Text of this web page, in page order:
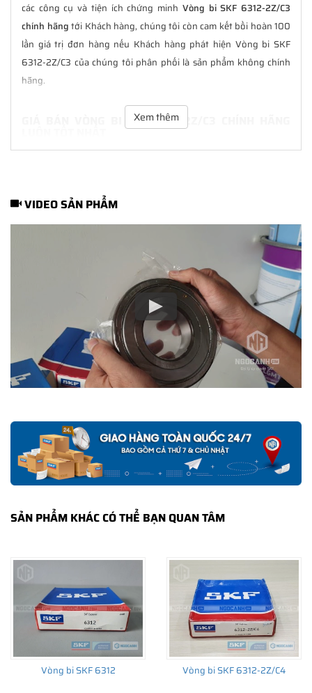
các công cụ và tiện ích chứng minh Vòng bi SKF 6312-2Z/C3
chính hãngtới Khách hàng, chúng tôi còn cam kết bồi hoàn 100
lần giá trị đơn hàng nếu Khách hàng phát hiện Vòng bi SKF
6312-2Z/C3 của chúng tôi phân phối là sản phẩm không chính
hãng.
GIÁ BÁN VÒNG BI SKF 6312-2Z/C3 CHÍNH HÃNG
TạiNGOCANH.COMgiá bán Vòng bi SKF 6312-2Z/C3 luôn là tốt
trong suốt quá trình sử dụng các sản phẩm SKF chính hãng.
CHẾ ĐỘ BẢO HÀNH VÒNG BI SKF 6312-2Z/C3
Tất cả các sản phẩm SKF chính hãng doSKF Ngọc Anh
phân
phối đều được bảo hành chính hãng theo đúng tiêu chuẩn bảo
hành của nhà sản xuất.
CÁCH NHẬN BIẾT VÀ PHÂN BIỆT VÒNG BI SKF
6312-2Z/C3 CHÍNH HÃNG
Mua hàng tại các đại lý ủy quyền của SKF để yên tâm về nguồn
biệt các sản phẩm SKF chính hãng bằng các cách sau:
✅Những cách phân biệt vòng bi SKF giả bằng mắt thường
✅ SKF Authenticate, Phần mềm kiểm tra vòng bi SKF giả
✅Cảnh báo của chuyên gia SKF về vòng bi SKF giả
Xem thêm
VIDEO SẢN PHẨM
SẢN PHẨM KHÁC CÓ THỂ BẠN QUAN TÂM
Vòng bi SKF 6312 Vòng bi SKF 6312-2Z/C4